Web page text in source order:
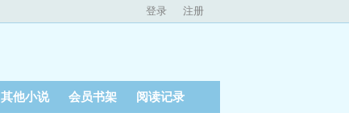
登录 注册
其他小说 会员书架 阅读记录